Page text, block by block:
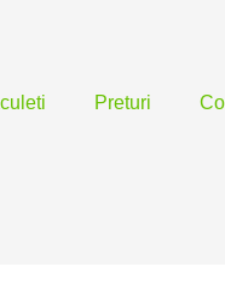
Preturi